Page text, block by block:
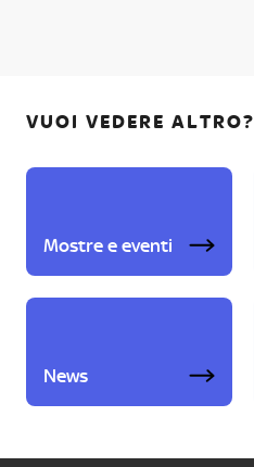
VUOI VEDERE ALTRO?
Mostre e eventi
News